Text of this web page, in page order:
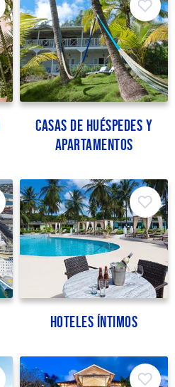
Casas de huéspedes y
apartamentos
Hoteles íntimos